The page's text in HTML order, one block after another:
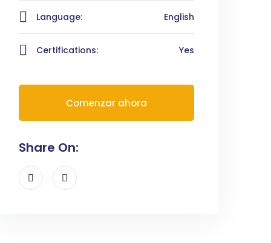
Language: English
Certifications: Yes
Comenzar ahora
Share On: